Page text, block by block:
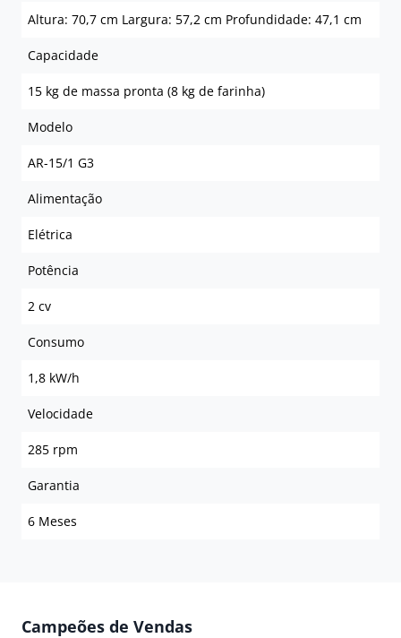
Altura: 70,7 cm Largura: 57,2 cm Profundidade: 47,1 cm
Capacidade
15 kg de massa pronta (8 kg de farinha)
Modelo
AR-15/1 G3
Alimentação
Elétrica
Potência
2 cv
Consumo
1,8 kW/h
Velocidade
285 rpm
Garantia
6 Meses
Campeões de Vendas